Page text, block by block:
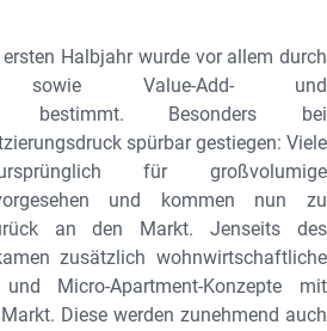
Halbjahr wurde vor allem durch
sowie Value-Add- und
bestimmt. Besonders bei
spürbar gestiegen: Viele
für großvolumige
und kommen nun zu
an den Markt. Jenseits des
zusätzlich wohnwirtschaftliche
und Micro-Apartment-Konzepte mit
Diese werden zunehmend auch